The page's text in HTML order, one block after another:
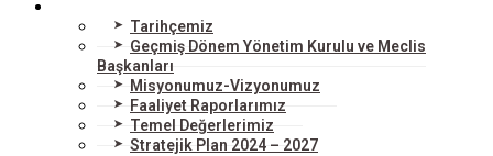
Tarihçemiz
Geçmiş Dönem Yönetim Kurulu ve Meclis
Başkanları
Misyonumuz-Vizyonumuz
Faaliyet Raporlarımız
Temel Değerlerimiz
Stratejik Plan 2024 – 2027